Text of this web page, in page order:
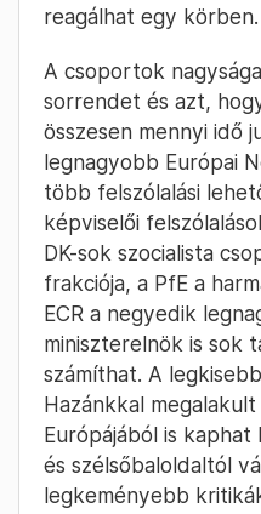
reagálhat egy körben.
A csoportok
sorrendet és azt,
összesen mennyi idő
legnagyobb Európai
több felszólalási
képviselői
DK-sok szocialista
frakciója, a PfE a
ECR a negyedik
miniszterelnök is sok
számíthat. A
Hazánkkal
Európájából is
és szélsőbaloldaltól
legkeményebb